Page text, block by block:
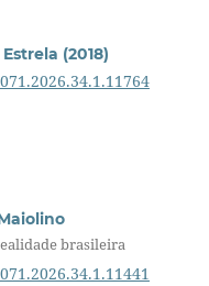
(2018)
brasileira